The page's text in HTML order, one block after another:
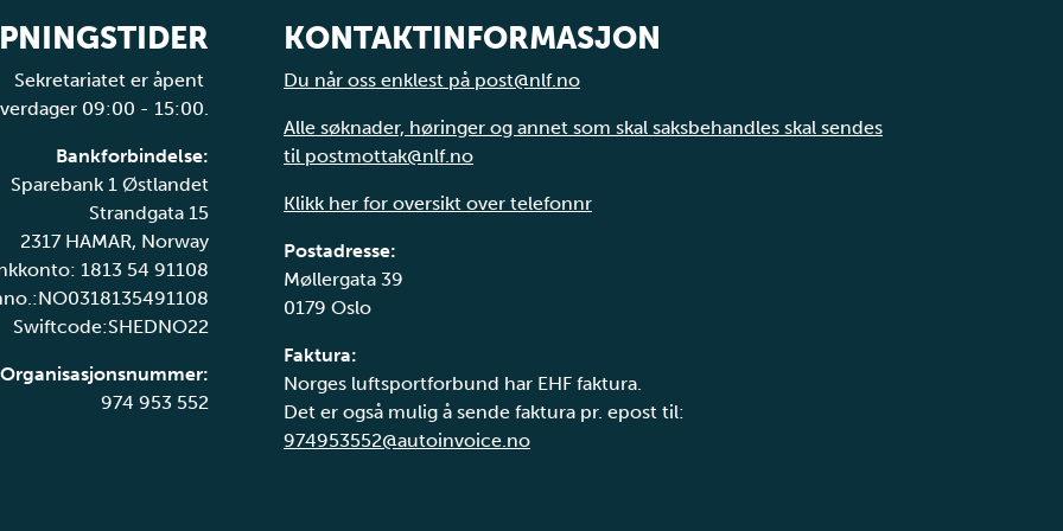
Sekretariatet er åpent
09:00 - 15:00.
Bankforbindelse:
Sparebank 1 Østlandet
Strandgata 15
2317 HAMAR, Norway
1813 54 91108
Swiftcode:SHEDNO22
Organisasjonsnummer:
974 953 552
KONTAKTINFORMASJON
Du når oss enklest på post@nlf.no
Alle søknader, høringer og annet som skal saksbehandles skal sendes
til postmottak@nlf.no
Klikk her for oversikt over telefonnr
Postadresse:
Møllergata 39
0179 Oslo
Faktura:
Norges luftsportforbund har EHF faktura.
Det er også mulig å sende faktura pr. epost til:
974953552@autoinvoice.no